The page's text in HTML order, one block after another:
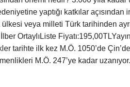
yaptığı katkılar açısından
ülkesi veya milleti Türk tarihinden
OrtaylıListe Fiyatı:195,00TLYayın
tarihte ilk kez M.Ö. 1050’de
M.Ö. 247’ye kadar